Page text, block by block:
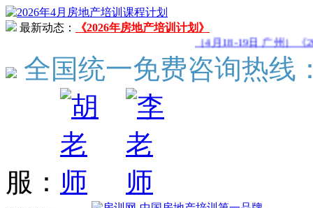
最新动态：
《2026年房地产培训计划》
（4月18-19日 广州）《
全国统一免费咨询热线
服：